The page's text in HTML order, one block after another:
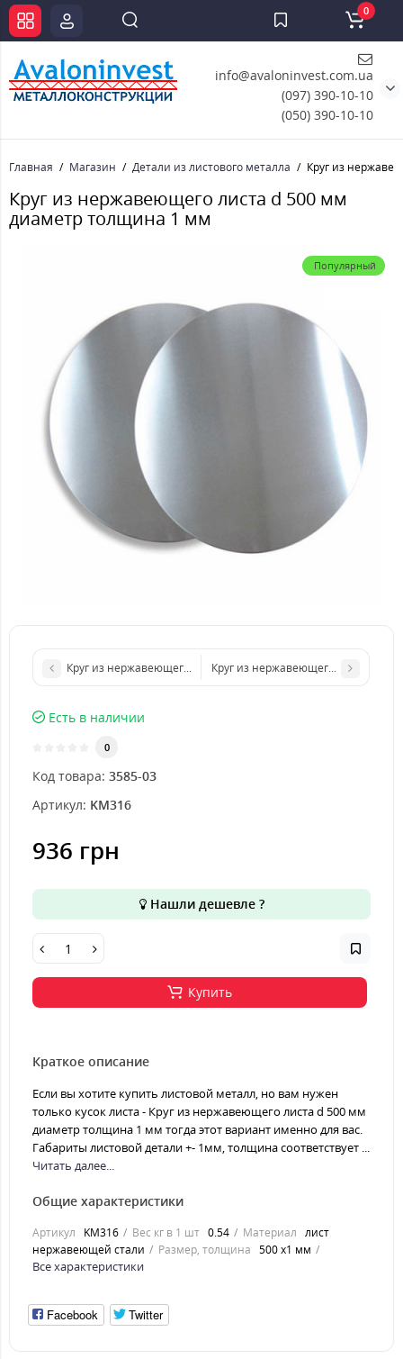
info@avaloninvest.com.ua
(097) 390-10-10
(050) 390-10-10
0
Главная Магазин Детали из листового металла Круг из
Круг из нержавеющего листа d 500 мм
диаметр толщина 1 мм
Популярный
Круг из нержавеющего листа d 400 мм диаметр толщина 1 мм
Круг из нержавеющего листа d
Есть в наличии
0
Код товара: 3585-03
Артикул: KM316
936 грн
Нашли дешевле ?
Купить
Краткое описание
Если вы хотите купить листовой металл, но вам нужен
только кусок листа - Круг из нержавеющего листа d 500 мм
диаметр толщина 1 мм тогда этот вариант именно для вас.
Габариты листовой детали +- 1мм, толщина соответствует ...
Читать далее...
Общие характеристики
Артикул KM316 Вес кг в 1 шт 0.54 Материал лист
нержавеющей стали
Размер, толщина 500 х1 мм
Все характеристики
Facebook Twitter